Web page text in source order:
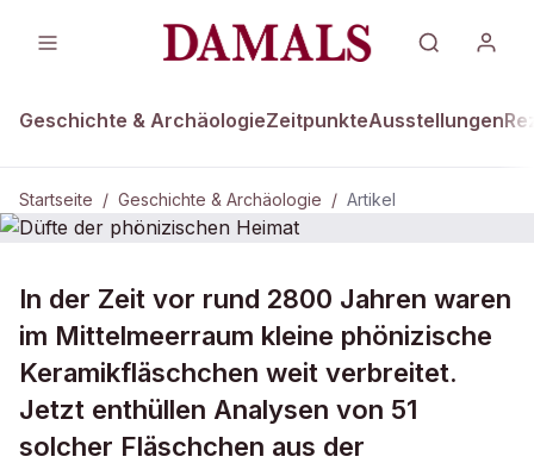
Geschichte & ArchäologieZeitpunkteAusstellungen
Startseite / Geschichte & Archäologie / Artikel
Düfte der phönizischen Heimat
In der Zeit vor rund 2800 Jahren waren
im Mittelmeerraum kleine phönizische
Keramikfläschchen weit verbreitet.
Jetzt enthüllen Analysen von 51
solcher Fläschchen aus der